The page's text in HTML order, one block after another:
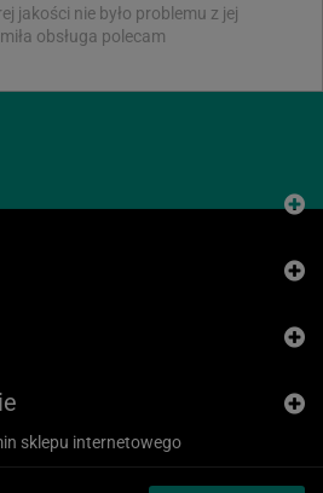
jakości nie było problemu z jej
obsługa polecam